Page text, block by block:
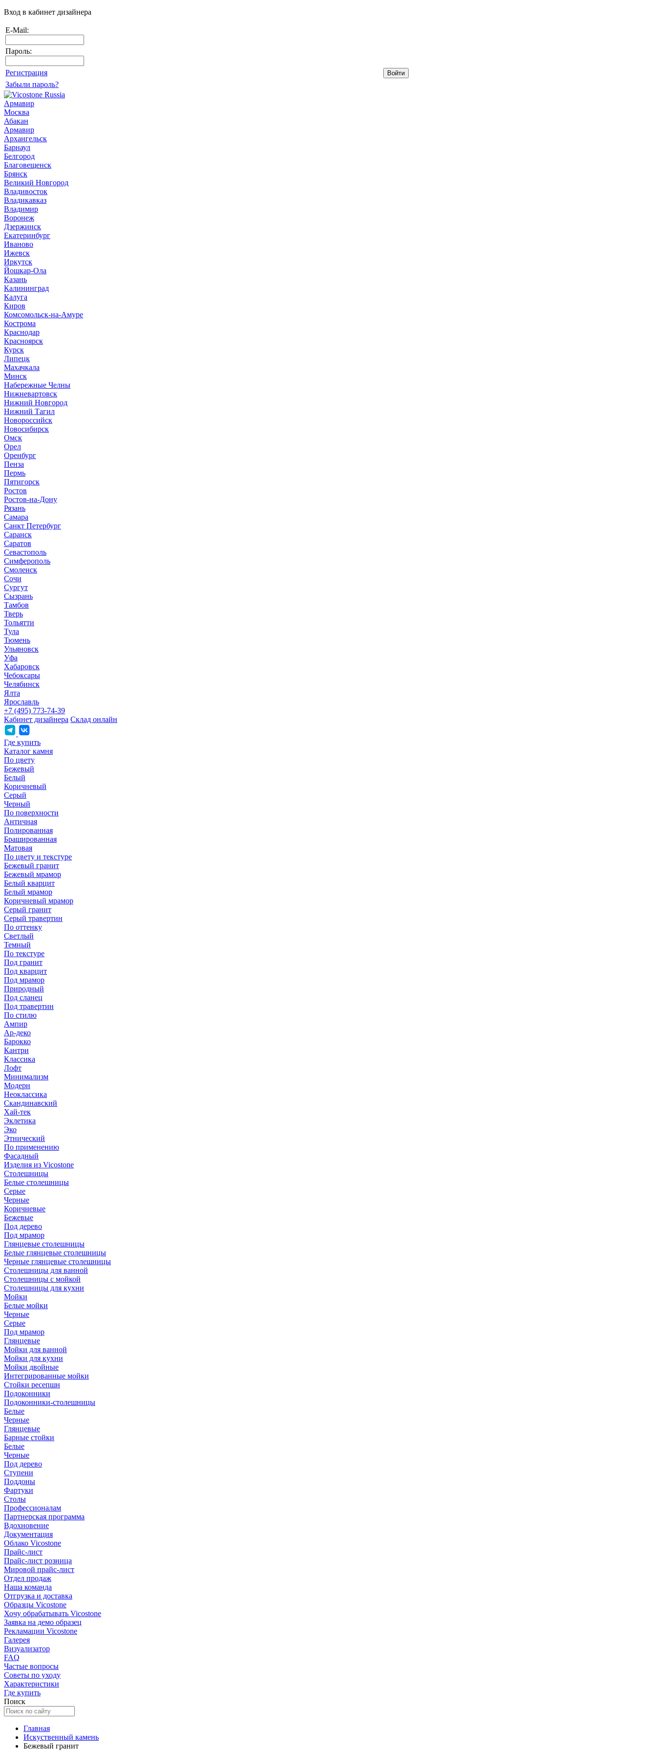
Вход в кабинет дизайнера
E-Mail:
Пароль:
Регистрация
Забыли пароль?
Армавир
Москва
Абакан
Армавир
Архангельск
Барнаул
Белгород
Благовещенск
Брянск
Великий Новгород
Владивосток
Владикавказ
Владимир
Воронеж
Дзержинск
Екатеринбург
Иваново
Ижевск
Иркутск
Йошкар-Ола
Казань
Калининград
Калуга
Киров
Комсомольск-на-Амуре
Кострома
Краснодар
Красноярск
Курск
Липецк
Махачкала
Минск
Набережные Челны
Нижневартовск
Нижний Новгород
Нижний Тагил
Новороссийск
Новосибирск
Омск
Орел
Оренбург
Пенза
Пермь
Пятигорск
Ростов
Ростов-на-Дону
Рязань
Самара
Санкт Петербург
Саранск
Саратов
Севастополь
Симферополь
Смоленск
Сочи
Сургут
Сызрань
Тамбов
Тверь
Тольятти
Тула
Тюмень
Ульяновск
Уфа
Хабаровск
Чебоксары
Челябинск
Ялта
Ярославль
+7 (495) 773-74-39
Кабинет дизайнера Склад онлайн
Где купить
Каталог камня
По цвету
Бежевый
Белый
Коричневый
Серый
Черный
По поверхности
Античная
Полированная
Брашированная
Матовая
По цвету и текстуре
Бежевый гранит
Бежевый мрамор
Белый кварцит
Белый мрамор
Коричневый мрамор
Серый гранит
Серый травертин
По оттенку
Светлый
Темный
По текстуре
Под гранит
Под кварцит
Под мрамор
Природный
Под сланец
Под травертин
По стилю
Ампир
Ар-деко
Барокко
Кантри
Классика
Лофт
Минимализм
Модерн
Неоклассика
Скандинавский
Хай-тек
Эклетика
Эко
Этнический
По применению
Фасадный
Изделия из Vicostone
Столешницы
Белые столешницы
Серые
Черные
Коричневые
Бежевые
Под дерево
Под мрамор
Глянцевые столешницы
Белые глянцевые столешницы
Черные глянцевые столешницы
Столешницы для ванной
Столешницы с мойкой
Столешницы для кухни
Мойки
Белые мойки
Черные
Серые
Под мрамор
Глянцевые
Мойки для ванной
Мойки для кухни
Мойки двойные
Интегрированные мойки
Стойки ресепшн
Подоконники
Подоконники-столешницы
Белые
Черные
Глянцевые
Барные стойки
Белые
Черные
Под дерево
Ступени
Поддоны
Фартуки
Столы
Профессионалам
Партнерская программа
Вдохновение
Документация
Облако Vicostone
Прайс-лист
Прайс-лист розница
Мировой прайс-лист
Отдел продаж
Наша команда
Отгрузка и доставка
Образцы Vicostone
Хочу обрабатывать Vicostone
Заявка на демо образец
Рекламации Vicostone
Галерея
Визуализатор
FAQ
Частые вопросы
Советы по уходу
Характеристики
Где купить
Поиск
Главная
Искуственный камень
Бежевый гранит